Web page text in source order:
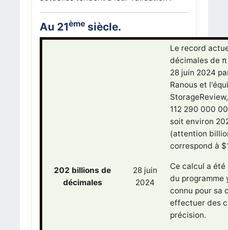
Au 21èmesiècle.
202 billions de
décimales
28 juin
2024
Le record
décimales de
28 juin 2024
Ranous et
112 290 000
soit environ
(attention
correspond à
Ce calcul a
du programme
connu pour sa
effectuer des
précision.